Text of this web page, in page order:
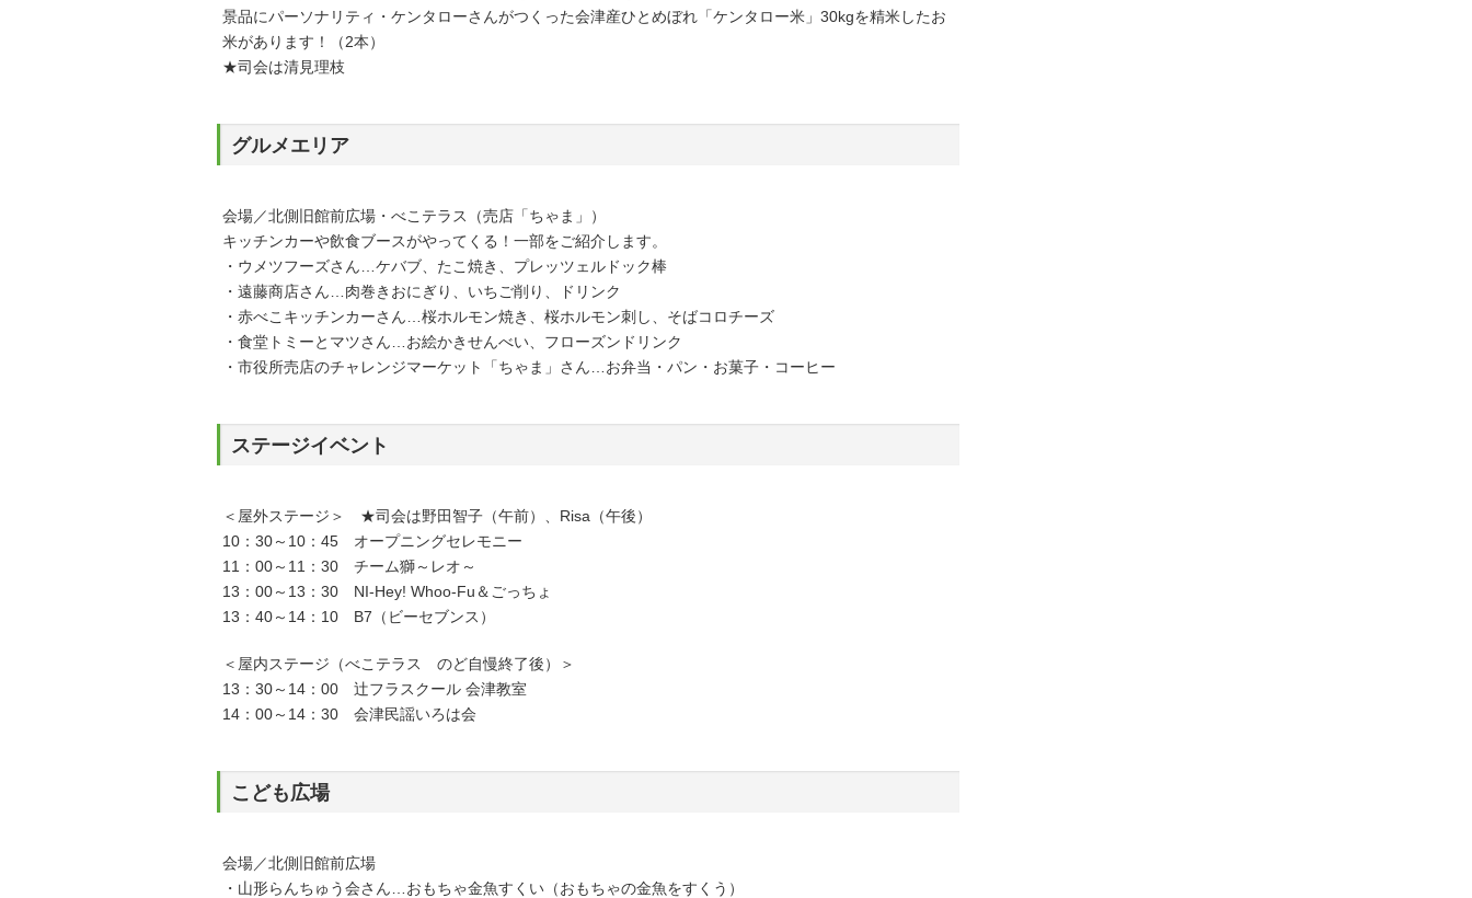
景品にパーソナリティ・ケンタローさんがつくった会津産ひとめぼれ「ケンタロー米」30kgを精米したお
米があります！（2本）
★司会は清見理枝
グルメエリア
会場／北側旧館前広場・べこテラス（売店「ちゃま」）
キッチンカーや飲食ブースがやってくる！一部をご紹介します。
・ウメツフーズさん…ケバブ、たこ焼き、プレッツェルドック棒
・遠藤商店さん…肉巻きおにぎり、いちご削り、ドリンク
・赤べこキッチンカーさん…桜ホルモン焼き、桜ホルモン刺し、そばコロチーズ
・食堂トミーとマツさん…お絵かきせんべい、フローズンドリンク
・市役所売店のチャレンジマーケット「ちゃま」さん…お弁当・パン・お菓子・コーヒー
ステージイベント
＜屋外ステージ＞ ★司会は野田智子（午前）、Risa（午後）
10：30～10：45 オープニングセレモニー
11：00～11：30 チーム獅～レオ～
13：00～13：30 NI-Hey! Whoo-Fu＆ごっちょ
13：40～14：10 B7（ビーセブンス）
＜屋内ステージ（べこテラス のど自慢終了後）＞
13：30～14：00 辻フラスクール 会津教室
14：00～14：30 会津民謡いろは会
こども広場
会場／北側旧館前広場
・山形らんちゅう会さん…おもちゃ金魚すくい（おもちゃの金魚をすくう）